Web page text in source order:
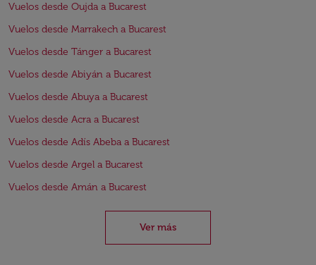
Vuelos desde Oujda a Bucarest
Vuelos desde Marrakech a Bucarest
Vuelos desde Tánger a Bucarest
Vuelos desde Abiyán a Bucarest
Vuelos desde Abuya a Bucarest
Vuelos desde Acra a Bucarest
Vuelos desde Adís Abeba a Bucarest
Vuelos desde Argel a Bucarest
Vuelos desde Amán a Bucarest
Ver más